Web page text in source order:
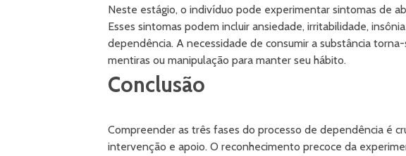
Neste estágio, o indivíduo pode experimentar sintomas de
Esses sintomas podem incluir ansiedade, irritabilidade,
dependência. A necessidade de consumir a substância
mentiras ou manipulação para manter seu hábito.
Conclusão
Compreender as três fases do processo de dependência é
intervenção e apoio. O reconhecimento precoce da